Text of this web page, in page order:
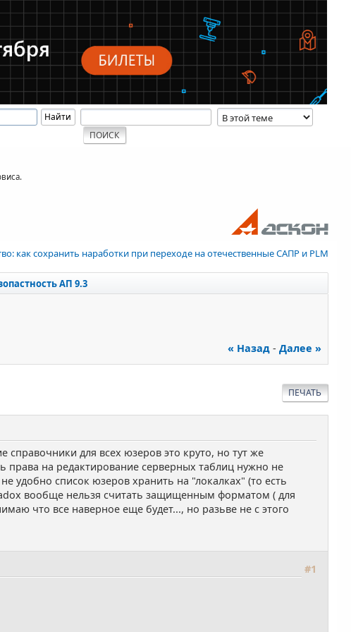
как сохранить наработки при переходе на отечественные САПР и PLM
АП 9.3
« Назад- Далее »
ПЕЧАТЬ
для всех юзеров это круто, но тут же
права на редактирование серверных таблиц нужно не
удобно список юзеров хранить на "локалках" (то есть
вообще нельзя считать защищенным форматом ( для
что все наверное еще будет..., но разьве не с этого
#1